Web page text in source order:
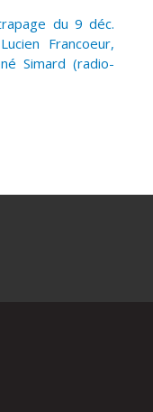
du 9 déc.
Francoeur,
Simard (radio-